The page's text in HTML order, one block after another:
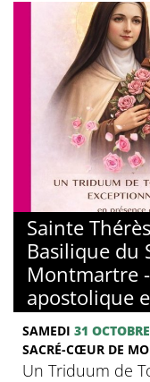
Sainte
Basilique du
Montmartre
apostolique
SAMEDI 31 OCTOBRE
SACRÉ-CŒUR DE
Un Triduum de